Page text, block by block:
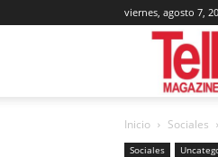
viernes, agosto 7,
Inicio Sociales
Sociales